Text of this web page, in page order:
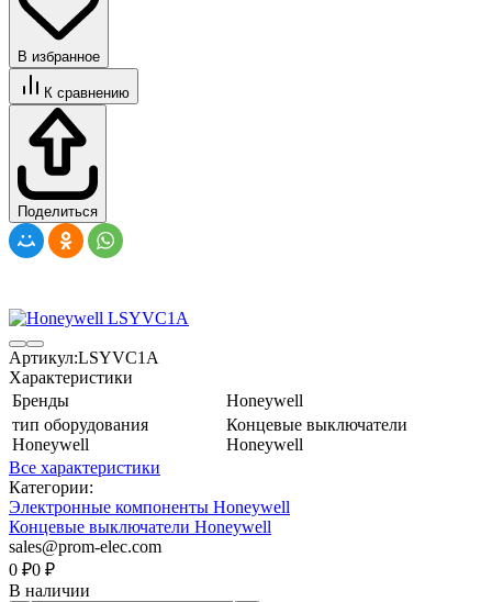
В избранное
К сравнению
Поделиться
Артикул:LSYVC1A
Характеристики
Бренды
Honeywell
тип оборудования
Honeywell
Концевые выключатели
Honeywell
Все характеристики
Категории:
Электронные компоненты Honeywell
Концевые выключатели Honeywell
sales@prom-elec.com
0 ₽0 ₽
В наличии